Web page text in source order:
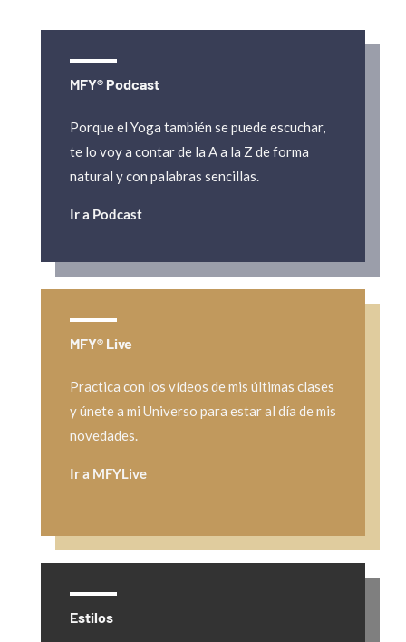
MFY® Podcast
Porque el Yoga también se puede escuchar,
te lo voy a contar de la A a la Z de forma
natural y con palabras sencillas.
Ir a Podcast
MFY® Live
Practica con los vídeos de mis últimas clases
y únete a mi Universo para estar al día de mis
novedades.
Ir a MFYLive
Estilos